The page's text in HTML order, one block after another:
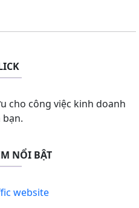
cho công việc kinh doanh
bạn.
NỔI BẬT
website